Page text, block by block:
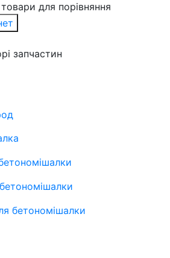
для порівняння
запчастин
бетономішалки